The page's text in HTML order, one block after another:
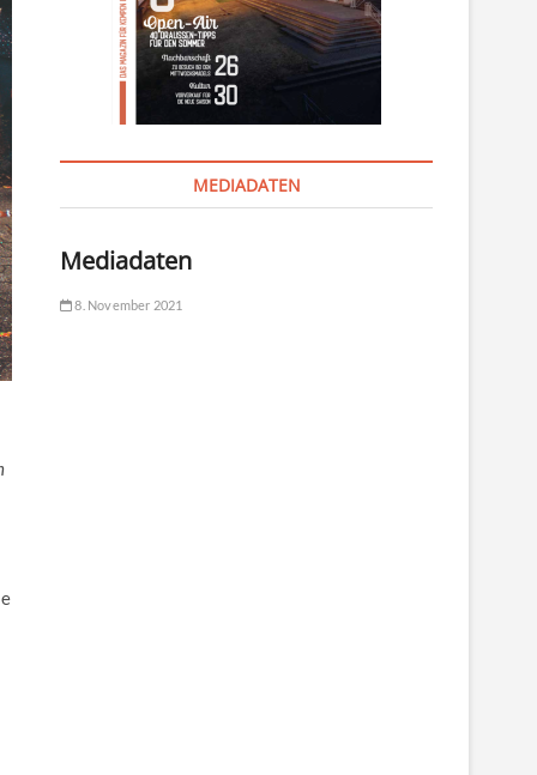
MEDIADATEN
Mediadaten
8. November 2021